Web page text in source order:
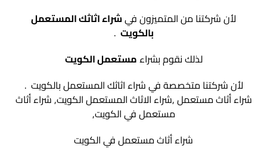
لأن شركتنا من المتميزون فيشراء اثاثك المستعمل
بالكويت .
لذلك نقوم بشراءمستعمل الكويت
لأن شركتنا متخصصة في شراء اثاثك المستعمل بالكويت .
شراء أثاث مستعمل ,شراء الاثاث المستعمل الكويت, شراء أثاث
مستعمل في الكويت,
شراء أثاث مستعمل في الكويت